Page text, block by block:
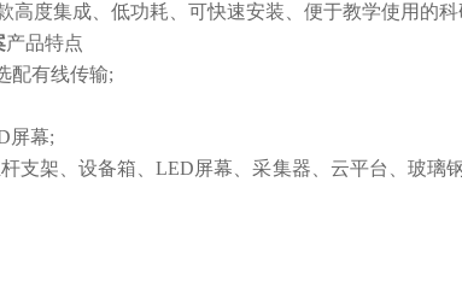
度集成、低功耗、可快速安装、便于教学使用的科
产品特点
有线传输;
屏幕;
架、设备箱、LED屏幕、采集器、云平台、玻璃